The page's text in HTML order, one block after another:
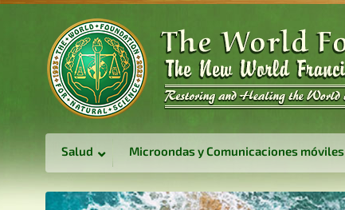
Salud Microondas y Comunicaciones móviles